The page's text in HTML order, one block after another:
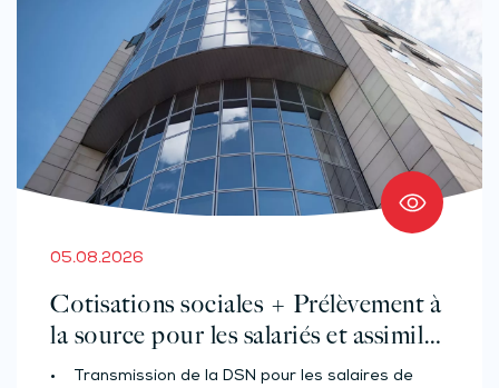
05.08.2026
Cotisations sociales + Prélèvement à
la source pour les salariés et assimilés
(effectif d’au moins 50 salariés)
• Transmission de la DSN pour les salaires de